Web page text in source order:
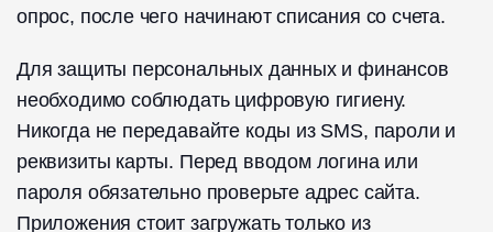
опрос, после чего начинают списания со счета.
Для защиты персональных данных и финансов
необходимо соблюдать цифровую гигиену.
Никогда не передавайте коды из SMS, пароли и
реквизиты карты. Перед вводом логина или
пароля обязательно проверьте адрес сайта.
Приложения стоит загружать только из